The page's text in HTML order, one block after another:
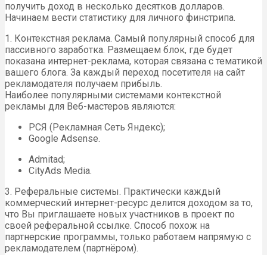
получить доход в несколько десятков долларов.
Начинаем вести статистику для личного финстрипа.
1. Контекстная реклама. Самый популярный способ для
пассивного заработка. Размещаем блок, где будет
показана интернет-реклама, которая связана с тематикой
вашего блога. За каждый переход посетителя на сайт
рекламодателя получаем прибыль.
Наиболее популярными системами контекстной
рекламы для Веб-мастеров являются:
РСЯ (Рекламная Сеть Яндекс);
Google Adsense.
Admitad;
CityAds Media.
3. Реферальные системы. Практически каждый
коммерческий интернет-ресурс делится доходом за то,
что Вы приглашаете новых участников в проект по
своей реферальной ссылке. Способ похож на
партнерские программы, только работаем напрямую с
рекламодателем (партнёром).